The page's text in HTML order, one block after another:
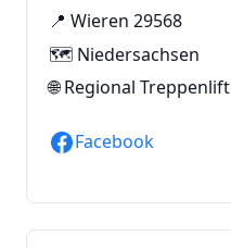
📍 Wieren 29568
🗺️ Niedersachsen
🌐Regional Treppenlift
Facebook